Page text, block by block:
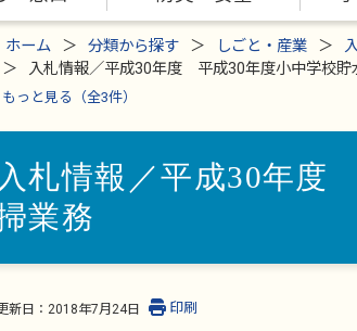
ホーム 分類から探す しごと・産業
入札情報／平成30年度 平成30年度小中学校貯
もっと見る（全3件）
入札情報／平成30年度
業務
新日： 2018年7月24日 印刷